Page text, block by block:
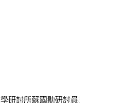
研討所蘇國勛研討員